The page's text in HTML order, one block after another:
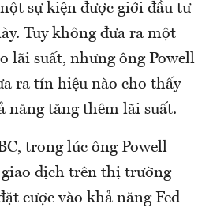
sự kiện được giới đầu tư
Tuy không đưa ra một
lãi suất, nhưng ông Powell
ra tín hiệu nào cho thấy
năng tăng thêm lãi suất.
trong lúc ông Powell
giao dịch trên thị trường
cược vào khả năng Fed